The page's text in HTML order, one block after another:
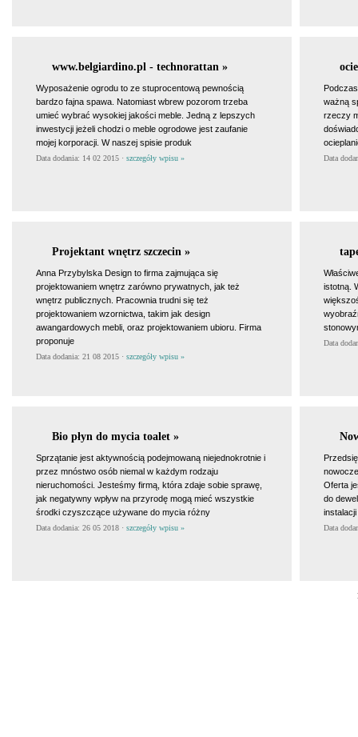
www.belgiardino.pl - technorattan »
Wyposażenie ogrodu to ze stuprocentową pewnością
bardzo fajna spawa. Natomiast wbrew pozorom trzeba
umieć wybrać wysokiej jakości meble. Jedną z lepszych
inwestycji jeżeli chodzi o meble ogrodowe jest zaufanie
mojej korporacji. W naszej spisie produk
Data dodania: 14 02 2015 · szczegóły wpisu »
ważną
rzeczy
Data
Projektant wnętrz szczecin »
Anna Przybylska Design to firma zajmująca się
projektowaniem wnętrz zarówno prywatnych, jak też
wnętrz publicznych. Pracownia trudni się też
projektowaniem wzornictwa, takim jak design
awangardowych mebli, oraz projektowaniem ubioru. Firma
proponuje
Data dodania: 21 08 2015 · szczegóły wpisu »
istotną.
Data
Bio płyn do mycia toalet »
Sprzątanie jest aktywnością podejmowaną niejednokrotnie i
przez mnóstwo osób niemal w każdym rodzaju
nieruchomości. Jesteśmy firmą, która zdaje sobie sprawę,
jak negatywny wpływ na przyrodę mogą mieć wszystkie
środki czyszczące używane do mycia różny
Data dodania: 26 05 2018 · szczegóły wpisu »
Oferta
do
Data